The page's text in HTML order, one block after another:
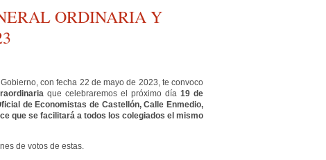
ORDINARIA Y
con fecha 22 de mayo de 2023, te convoco
que celebraremos el próximo día 19 de
de Economistas de Castellón, Calle Enmedio,
que se facilitará a todos los colegiados el mismo
de votos de estas.